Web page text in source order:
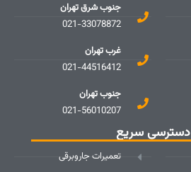
جنوب شرق تهران
021-33078872
غرب تهران
021-44516412
جنوب تهران
021-56010207
دسترسی سریع
تعمیرات جاروبرقی